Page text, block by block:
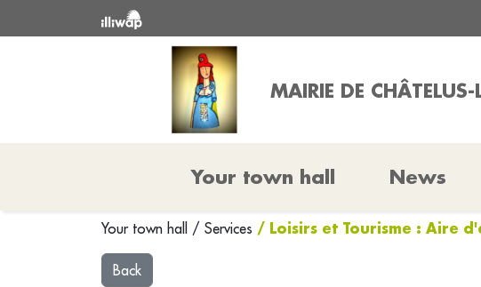
MAIRIE DE
Your town hall News
Your town hall / Services / Loisirs et Tourisme : Aire
Back